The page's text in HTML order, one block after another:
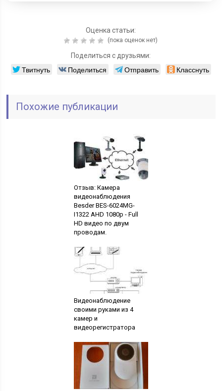
Оценка статьи:
(пока оценок нет)
Поделиться с друзьями:
Твитнуть Поделиться Отправить Класснуть
Похожие публикации
Отзыв: Камера
видеонаблюдения
Besder BES-6024MG-
I1322 AHD 1080p - Full
HD видео по двум
проводам.
Видеонаблюдение
своими руками из 4
камер и
видеорегистратора